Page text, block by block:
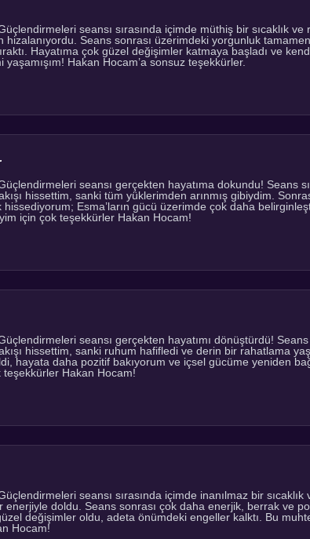
seansı sırasında içimde müthiş bir sıcaklık
hizalanıyordu. Seans sonrası üzerimdeki yorgunluk
Hayatıma çok güzel değişimler katmaya başladı ve
yaşamışım! Hakan Hocam’a sonsuz teşekkürler.
seansı gerçekten hayatıma dokundu! Seans
hissettim, sanki tüm yüklerimden arınmış gibiydim.
Esma’ların gücü üzerimde çok daha
için çok teşekkürler Hakan Hocam!
seansı gerçekten hayatımı dönüştürdü!
hissettim, sanki ruhum hafifledi ve derin bir rahatlama
hayata daha pozitif bakıyorum ve içsel gücüme yeniden
Hakan Hocam!
seansı sırasında içimde inanılmaz bir
enerjiyle doldu. Seans sonrası çok daha enerjik, berrak ve
değişimler oldu, adeta önümdeki engeller kalktı. Bu
Hocam!